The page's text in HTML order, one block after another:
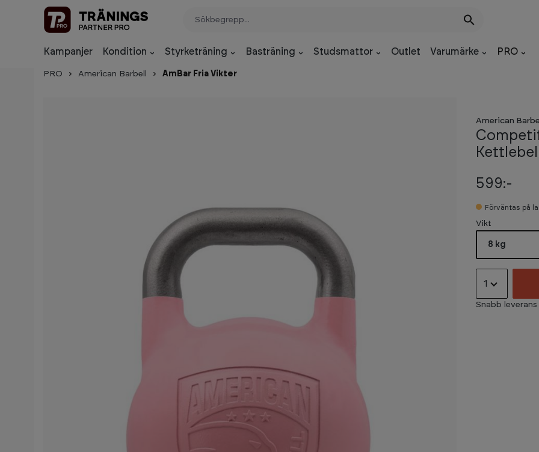
to main content
Skip to search
Skip to main navigation
Kampanjer Kondition Styrketräning Basträning Studsmattor Outlet Varumärke PRO
PRO American Barbell AmBar Fria Vikter
American Barbell
599:-
Förväntas på
Select
Vikt
8 kg
1
Snabb leverans